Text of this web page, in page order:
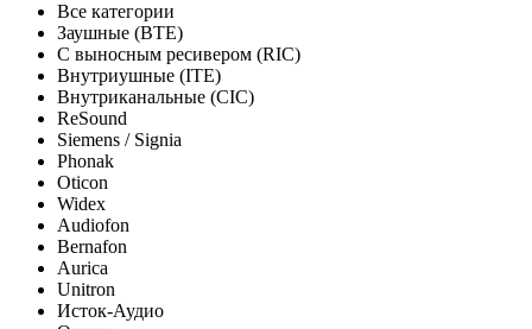
Все категории
Заушные (BTE)
С выносным ресивером (RIC)
Внутриушные (ITE)
Внутриканальные (CIC)
ReSound
Siemens / Signia
Phonak
Oticon
Widex
Audiofon
Bernafon
Aurica
Unitron
Исток-Аудио